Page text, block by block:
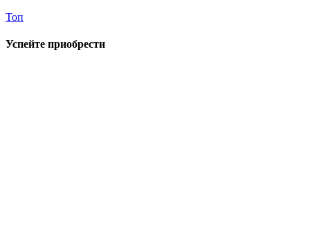
Топ
Успейте приобрести